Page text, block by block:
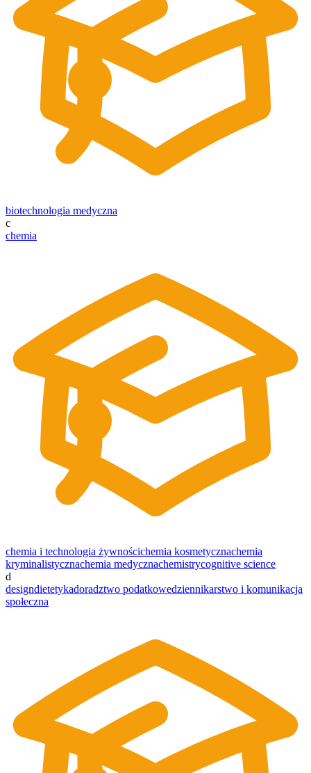
biotechnologia medyczna
c
chemia
chemia i technologia żywnościchemia kosmetycznachemia
kryminalistycznachemia medycznachemistrycognitive science
d
designdietetykadoradztwo podatkowedziennikarstwo i komunikacja
społeczna